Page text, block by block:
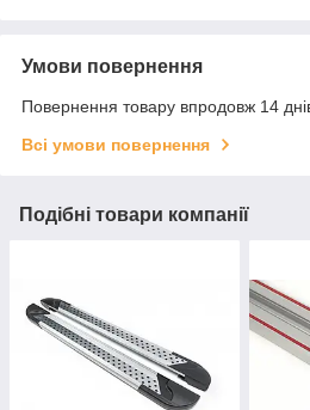
Умови повернення
Повернення товару впродовж 14
Всі умови повернення
Подібні товари компанії